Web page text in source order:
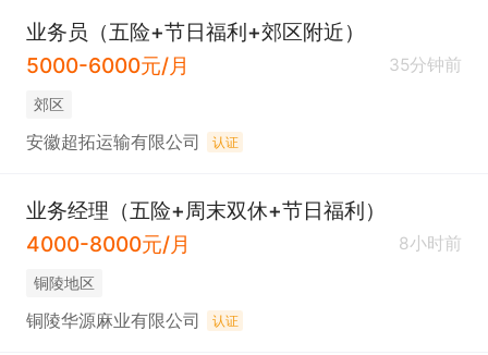
业务员（五险+节日福利+郊区附近）
5000-6000元/月
35分钟前
郊区
安徽超拓运输有限公司 认证
业务经理（五险+周末双休+节日福利）
4000-8000元/月
8小时前
铜陵地区
铜陵华源麻业有限公司 认证